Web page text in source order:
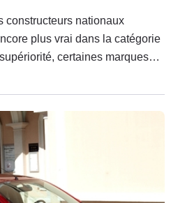
constructeurs nationaux
plus vrai dans la catégorie
certaines marques
de sa Space Star avec laquelle
place au soleil.